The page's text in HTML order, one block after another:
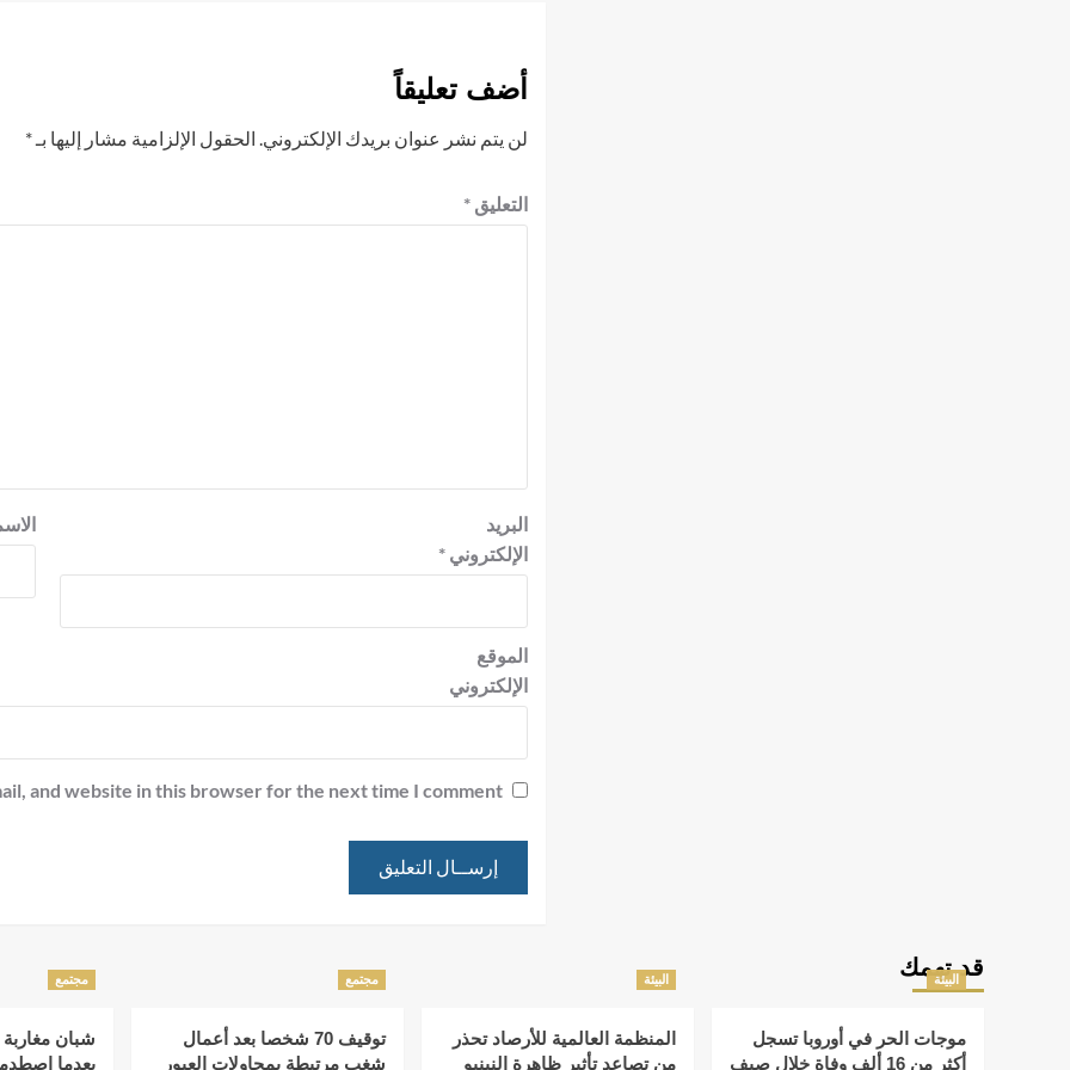
أضف تعليقاً
لن يتم نشر عنوان بريدك الإلكتروني. الحقول الإلزامية مشار إليها بـ*
التعليق*
البريد
الإلكتروني*
الموقع
الإلكتروني
and website in this browser for the next time I comment.
قد تهمك
البيئة
موجات الحر في أوروبا تسجل
أكثر من 16 ألف وفاة خلال صيف
البيئة
المنظمة العالمية للأرصاد تحذر
من تصاعد تأثير ظاهرة النينيو
مجتمع
توقيف 70 شخصا بعد أعمال
شغب مرتبطة بمحاولات العبور
مجتمع
شبان
بعدما